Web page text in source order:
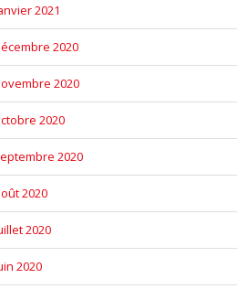
2021
2020
2020
2020
2020
2020
2020
2020